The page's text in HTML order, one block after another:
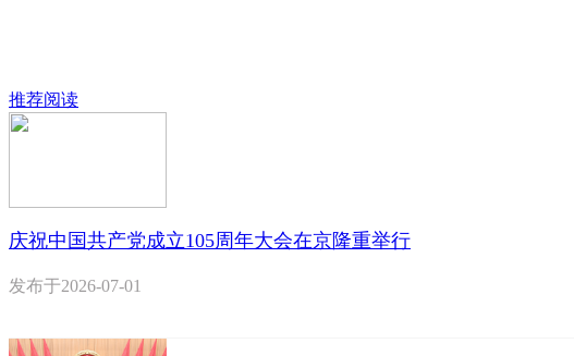
推荐阅读
庆祝中国共产党成立105周年大会在京隆重举行
发布于2026-07-01